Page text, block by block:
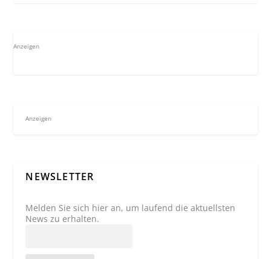
Anzeigen
Anzeigen
NEWSLETTER
Melden Sie sich hier an, um laufend die aktuellsten
News zu erhalten.